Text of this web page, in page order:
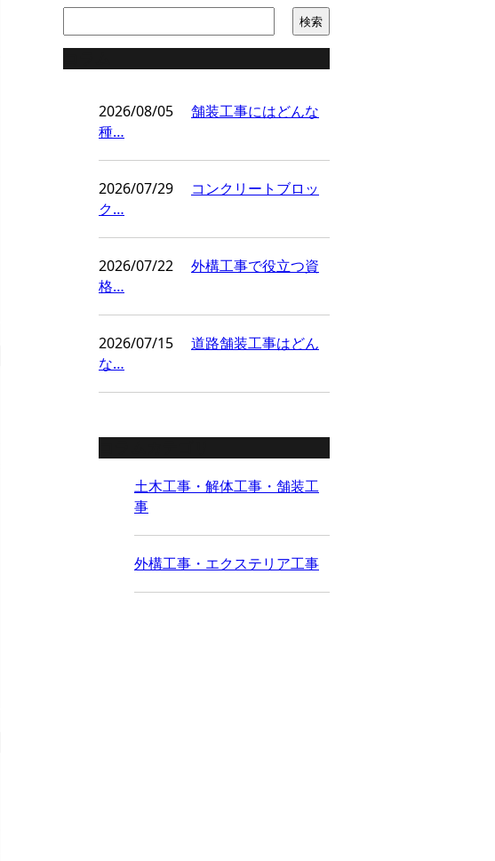
2026/08/05
舗装工事にはどんな
種…
2026/07/29
コンクリートブロッ
ク…
2026/07/22
外構工事で役立つ資
格…
2026/07/15
道路舗装工事はどん
な…
土木工事・解体工事・舗装工
事
外構工事・エクステリア工事